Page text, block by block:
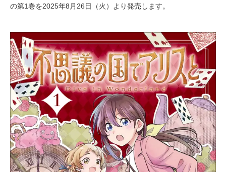
の第1巻を2025年8月26日（火）より発売します。